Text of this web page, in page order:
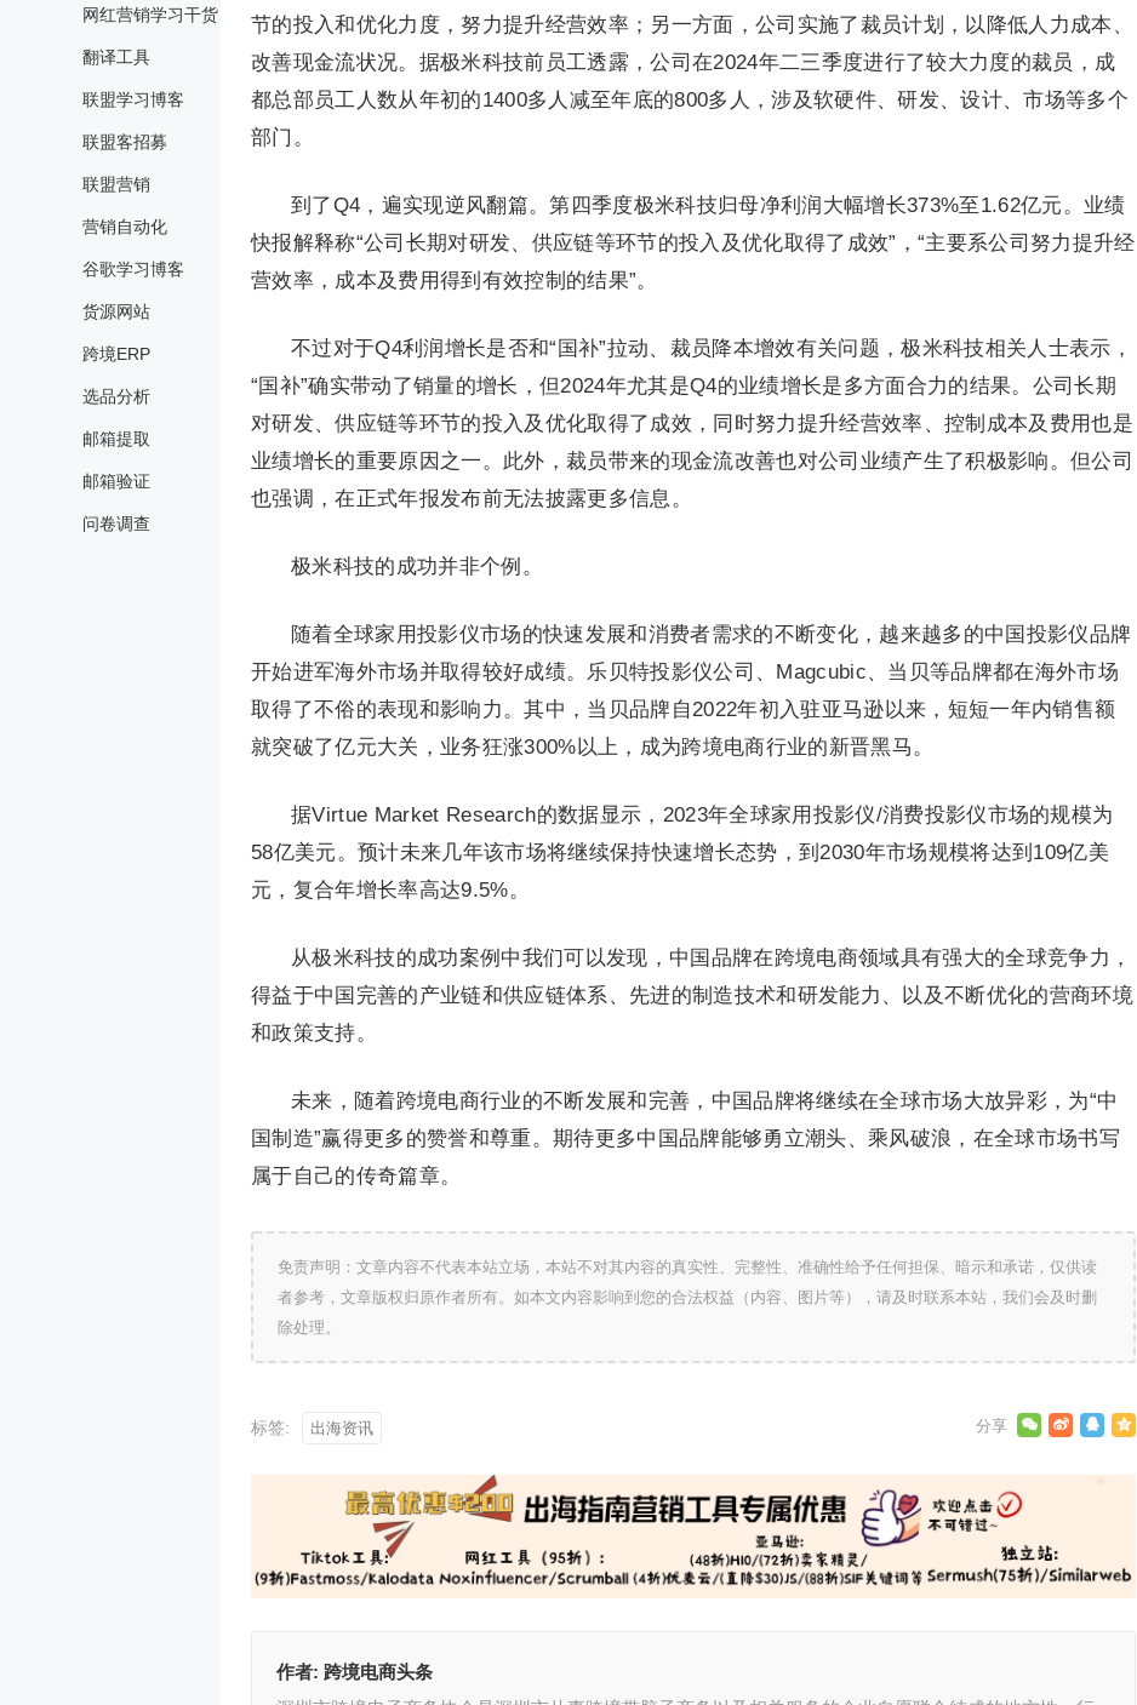
网红营销学习干货
翻译工具
联盟学习博客
联盟客招募
联盟营销
营销自动化
谷歌学习博客
货源网站
跨境ERP
选品分析
邮箱提取
邮箱验证
问卷调查
节的投入和优化力度，努力提升经营效率；另一方面，公司实施了裁员计划，以降低人力成本、
改善现金流状况。据极米科技前员工透露，公司在2024年二三季度进行了较大力度的裁员，成
都总部员工人数从年初的1400多人减至年底的800多人，涉及软硬件、研发、设计、市场等多个
部门。
到了Q4，遍实现逆风翻篇。第四季度极米科技归母净利润大幅增长373%至1.62亿元。业绩
快报解释称“公司长期对研发、供应链等环节的投入及优化取得了成效”，“主要系公司努力提升经
营效率，成本及费用得到有效控制的结果”。
不过对于Q4利润增长是否和“国补”拉动、裁员降本增效有关问题，极米科技相关人士表示，
“国补”确实带动了销量的增长，但2024年尤其是Q4的业绩增长是多方面合力的结果。公司长期
对研发、供应链等环节的投入及优化取得了成效，同时努力提升经营效率、控制成本及费用也是
业绩增长的重要原因之一。此外，裁员带来的现金流改善也对公司业绩产生了积极影响。但公司
也强调，在正式年报发布前无法披露更多信息。
极米科技的成功并非个例。
随着全球家用投影仪市场的快速发展和消费者需求的不断变化，越来越多的中国投影仪品牌
开始进军海外市场并取得较好成绩。乐贝特投影仪公司、Magcubic、当贝等品牌都在海外市场
取得了不俗的表现和影响力。其中，当贝品牌自2022年初入驻亚马逊以来，短短一年内销售额
就突破了亿元大关，业务狂涨300%以上，成为跨境电商行业的新晋黑马。
据Virtue Market Research的数据显示，2023年全球家用投影仪/消费投影仪市场的规模为
58亿美元。预计未来几年该市场将继续保持快速增长态势，到2030年市场规模将达到109亿美
元，复合年增长率高达9.5%。
从极米科技的成功案例中我们可以发现，中国品牌在跨境电商领域具有强大的全球竞争力，
得益于中国完善的产业链和供应链体系、先进的制造技术和研发能力、以及不断优化的营商环境
和政策支持。
未来，随着跨境电商行业的不断发展和完善，中国品牌将继续在全球市场大放异彩，为“中
国制造”赢得更多的赞誉和尊重。期待更多中国品牌能够勇立潮头、乘风破浪，在全球市场书写
属于自己的传奇篇章。
免责声明：文章内容不代表本站立场，本站不对其内容的真实性、完整性、准确性给予任何担保、暗示和承诺，仅供读
者参考，文章版权归原作者所有。如本文内容影响到您的合法权益（内容、图片等），请及时联系本站，我们会及时删
除处理。
标签: 出海资讯
作者: 跨境电商头条